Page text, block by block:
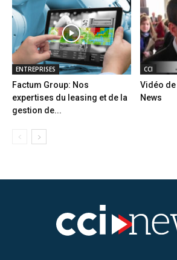
ENTREPRISES
Factum Group: Nos
expertises du leasing et de la
gestion de...
CCI
Vidéo de
News